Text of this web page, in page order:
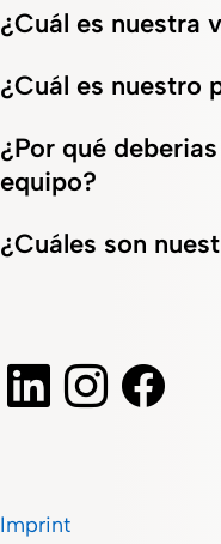
¿Cuál es nuestra
¿Cuál es nuestro
¿Por qué
equipo?
¿Cuáles son
Imprint